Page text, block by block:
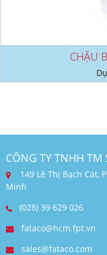
CHẬU
CÔNG TY TNHH TM
149 Lê Thị Bạch Cát,
Minh
(028) 39 629 026
fataco@hcm.fpt.vn
sales@fataco.com